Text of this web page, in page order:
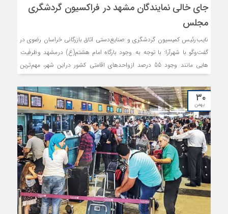
جای خالی نمایندگان مشهد در فراکسیون گردشگری
مجلس
نایب رئیس کمیسیون گردشگری و صنایع دستی اتاق بازرگانی خراسان رضوی در
گفت‌وگو با شهرآرا: با توجه به وجود بارگاه امام هشتم(ع) در مشهد و ظرفیت
هایی مانند وجود 55 درصد از واحدهای اقامتی کشور در این شهر، مهم ترین
مجلس شورای اسلامی به عنوان رئیس یا دبیر است. با توجه به ظرفیت مشهد
و خراسان رضوی در حوزه گردشگری، نمایندگان باید در این فراکسیون و دیگر
کمیسیون ها و فراکسیون های مرتبط نقش پررنگ تری داشته باشند تا فعالان
این حوزه مجبور نباشند برای ارائه نظرات و پیشنهادهای خود و تقویت
زیرساخت ها در استان نمایندگان دیگر شهرها را واسطه قرار دهند.
۳۰
بهمن